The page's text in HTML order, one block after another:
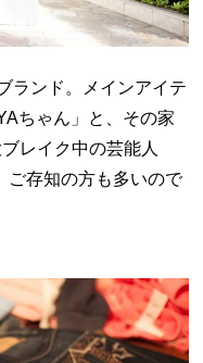
ランド。メインアイテ
ちゃん」と、その家
レイク中の芸能人
ご存知の方も多いので